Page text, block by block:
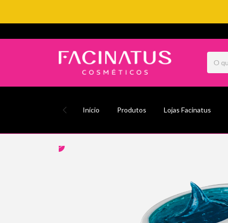
Início Produtos Lojas Facinatus